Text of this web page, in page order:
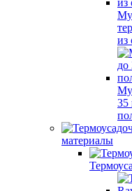
из
35
материалы